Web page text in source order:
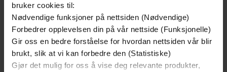
bruker cookies til:
Nødvendige funksjoner på nettsiden (Nødvendige)
Forbedrer opplevelsen din på vår nettside (Funksjonelle)
Gir oss en bedre forståelse for hvordan nettsiden vår blir
brukt, slik at vi kan forbedre den (Statistiske)
Gjør det mulig for oss å vise deg relevante produkter,